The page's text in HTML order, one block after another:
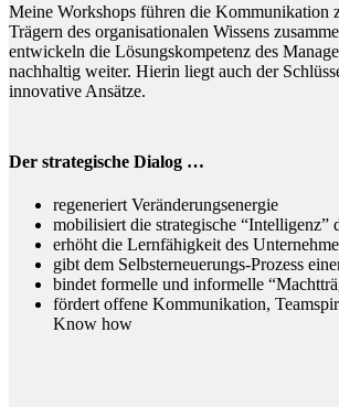
Meine Workshops führen die Kommunikation
Trägern des organisationalen Wissens
entwickeln die Lösungskompetenz des
nachhaltig weiter. Hierin liegt auch der
innovative Ansätze.
Der strategische Dialog …
regeneriert Veränderungsenergie
mobilisiert die strategische “Intelligenz”
erhöht die Lernfähigkeit des
gibt dem Selbsterneuerungs-Prozess
bindet formelle und informelle
fördert offene Kommunikation,
Know how